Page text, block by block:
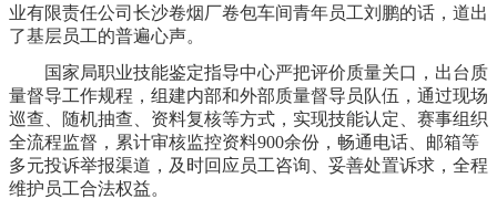
业有限责任公司长沙卷烟厂卷包车间青年员工刘鹏的话，道出
了基层员工的普遍心声。
国家局职业技能鉴定指导中心严把评价质量关口，出台质
量督导工作规程，组建内部和外部质量督导员队伍，通过现场
巡查、随机抽查、资料复核等方式，实现技能认定、赛事组织
全流程监督，累计审核监控资料900余份，畅通电话、邮箱等
多元投诉举报渠道，及时回应员工咨询、妥善处置诉求，全程
维护员工合法权益。